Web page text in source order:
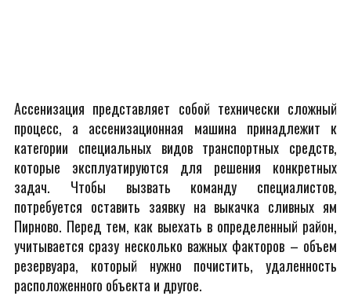
Ассенизация представляет собой технически сложный
процесс, а ассенизационная машина принадлежит к
категории специальных видов транспортных средств,
которые эксплуатируются для решения конкретных
задач. Чтобы вызвать команду специалистов,
потребуется оставить заявку на выкачка сливных ям
Пирново. Перед тем, как выехать в определенный район,
учитывается сразу несколько важных факторов – объем
резервуара, который нужно почистить, удаленность
расположенного объекта и другое.